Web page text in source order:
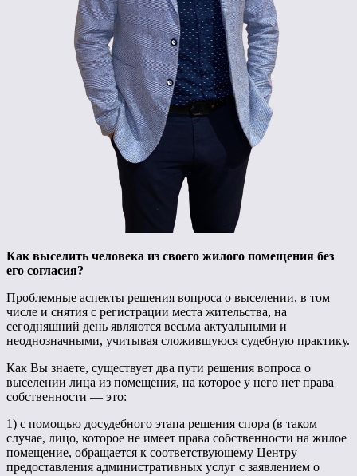
Как выселить человека из своего жилого помещения без
его согласия?
Проблемные аспекты решения вопроса о выселении, в том
числе и снятия с регистрации места жительства, на
сегодняшний день являются весьма актуальными и
неоднозначными, учитывая сложившуюся судебную практику.
Как Вы знаете, существует два пути решения вопроса о
выселении лица из помещения, на которое у него нет права
собственности — это:
1) с помощью досудебного этапа решения спора (в таком
случае, лицо, которое не имеет права собственности на жилое
помещение, обращается к соответствующему Центру
предоставления административных услуг с заявлением о